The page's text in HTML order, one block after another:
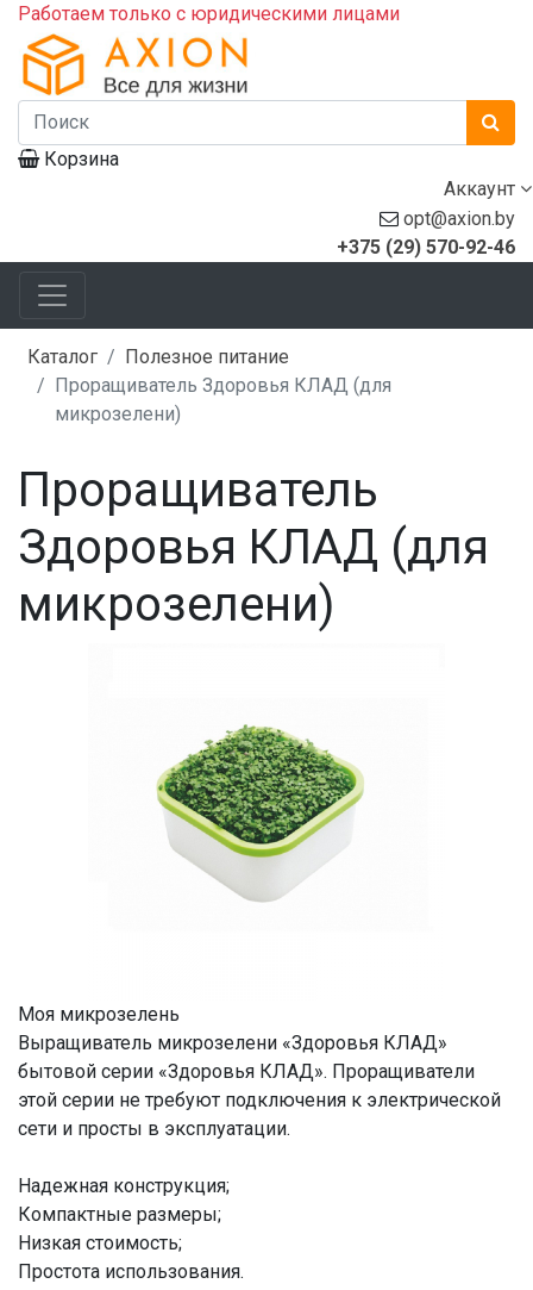
Работаем только с юридическими лицами
Корзина
Аккаунт
opt@axion.by
+375 (29) 570-92-46
Каталог
Полезное питание
Проращиватель Здоровья КЛАД (для
микрозелени)
Проращиватель
Здоровья КЛАД (для
микрозелени)
Моя микрозелень
Выращиватель микрозелени «Здоровья КЛАД»
бытовой серии «Здоровья КЛАД». Проращиватели
этой серии не требуют подключения к электрической
сети и просты в эксплуатации.
Надежная конструкция;
Компактные размеры;
Низкая стоимость;
Простота использования.